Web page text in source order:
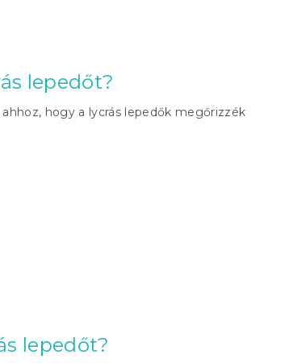
lepedőt?
hogy a lycrás lepedők megőrizzék
lepedőt?